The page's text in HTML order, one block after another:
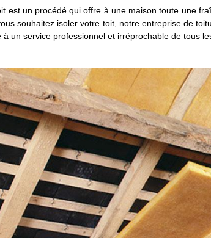
est un procédé qui offre à une maison toute une
souhaitez isoler votre toit, notre entreprise de
à un service professionnel et irréprochable de tous